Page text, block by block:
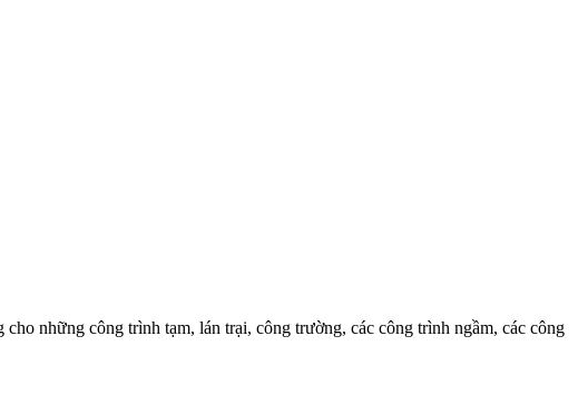
những công trình tạm, lán trại, công trường, các công trình ngầm, các công